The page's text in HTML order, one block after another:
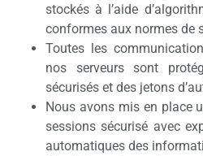
stockés à l’aide
conformes aux normes de
Toutes les
nos serveurs sont
sécurisés et des jetons
Nous avons mis en place
sessions sécurisé avec
automatiques des